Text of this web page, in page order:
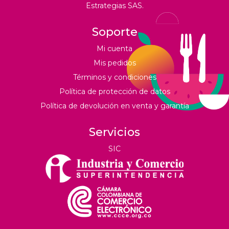
Estrategias SAS.
Soporte
Mi cuenta
Mis pedidos
Términos y condiciones
Política de protección de datos
Política de devolución en venta y garantía
Servicios
SIC